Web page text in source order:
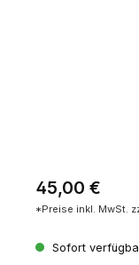
Regulärer Preis:
45,00 €
*Preise inkl. MwSt.
Sofort